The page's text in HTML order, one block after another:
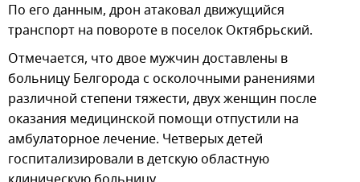
По его данным, дрон атаковал движущийся
транспорт на повороте в поселок Октябрьский.
Отмечается, что двое мужчин доставлены в
больницу Белгорода с осколочными ранениями
различной степени тяжести, двух женщин после
оказания медицинской помощи отпустили на
амбулаторное лечение. Четверых детей
госпитализировали в детскую областную